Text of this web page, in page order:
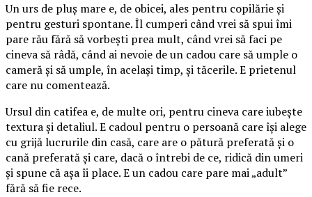
Un urs de pluș mare e, de obicei, ales pentru copilărie și
pentru gesturi spontane. Îl cumperi când vrei să spui îmi
pare rău fără să vorbești prea mult, când vrei să faci pe
cineva să râdă, când ai nevoie de un cadou care să umple o
cameră și să umple, în același timp, și tăcerile. E prietenul
care nu comentează.
Ursul din catifea e, de multe ori, pentru cineva care iubește
textura și detaliul. E cadoul pentru o persoană care își alege
cu grijă lucrurile din casă, care are o pătură preferată și o
cană preferată și care, dacă o întrebi de ce, ridică din umeri
și spune că așa îi place. E un cadou care pare mai „adult”
fără să fie rece.